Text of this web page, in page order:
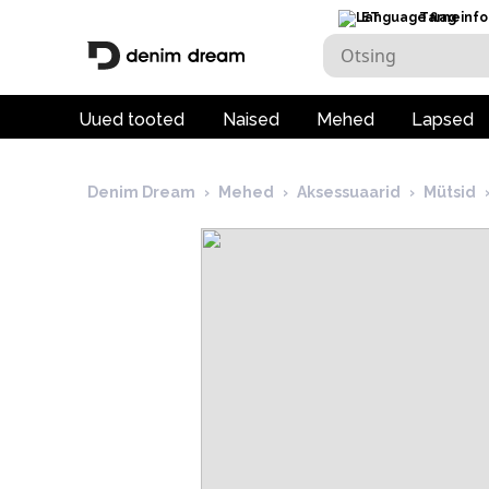
ET Tarneinfo
Uued tooted Naised Mehed Lapsed
Denim Dream › Mehed › Aksessuaarid › Mütsid ›